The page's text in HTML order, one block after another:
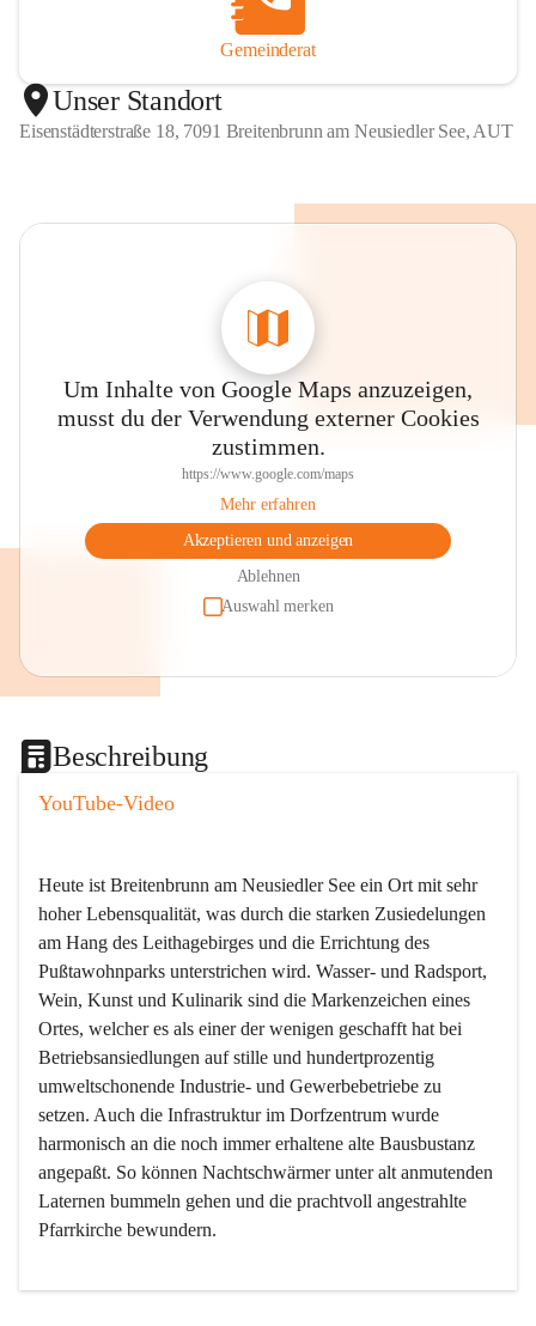
Gemeinderat
Unser Standort
Eisenstädterstraße 18, 7091 Breitenbrunn am Neusiedler See, AUT
Um Inhalte von Google Maps anzuzeigen,
musst du der Verwendung externer Cookies
zustimmen.
https://www.google.com/maps
Mehr erfahren
Akzeptieren und anzeigen
Ablehnen
Auswahl merken
Beschreibung
YouTube-Video
Heute ist Breitenbrunn am Neusiedler See ein Ort mit sehr
hoher Lebensqualität, was durch die starken Zusiedelungen
am Hang des Leithagebirges und die Errichtung des
Pußtawohnparks unterstrichen wird. Wasser- und Radsport,
Wein, Kunst und Kulinarik sind die Markenzeichen eines
Ortes, welcher es als einer der wenigen geschafft hat bei
Betriebsansiedlungen auf stille und hundertprozentig
umweltschonende Industrie- und Gewerbebetriebe zu
setzen. Auch die Infrastruktur im Dorfzentrum wurde
harmonisch an die noch immer erhaltene alte Bausbustanz
angepaßt. So können Nachtschwärmer unter alt anmutenden
Laternen bummeln gehen und die prachtvoll angestrahlte
Pfarrkirche bewundern.
Der Weinbau dominert heute nicht mehr, ist aber integrativer